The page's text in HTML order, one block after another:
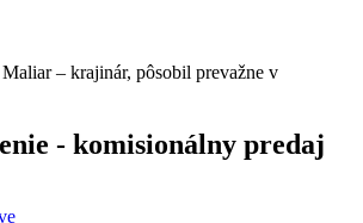
– krajinár, pôsobil prevažne v
- komisionálny predaj